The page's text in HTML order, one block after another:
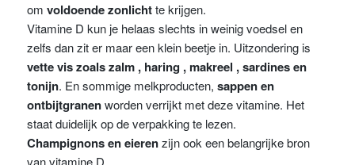
om voldoende zonlichtte krijgen.
Vitamine D kun je helaas slechts in weinig voedsel en
zelfs dan zit er maar een klein beetje in. Uitzondering is
vette vis zoals zalm , haring , makreel , sardines en
tonijn. En sommige melkproducten, sappen en
ontbijtgranenworden verrijkt met deze vitamine. Het
staat duidelijk op de verpakking te lezen.
Champignons en eierenzijn ook een belangrijke bron